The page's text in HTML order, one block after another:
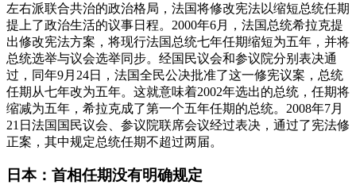
左右派联合共治的政治格局，法国将修改宪法以缩短总统任期
提上了政治生活的议事日程。2000年6月，法国总统希拉克提
出修改宪法方案，将现行法国总统七年任期缩短为五年，并将
总统选举与议会选举同步。经国民议会和参议院分别表决通
过，同年9月24日，法国全民公决批准了这一修宪议案，总统
任期从七年改为五年。这就意味着2002年选出的总统，任期将
缩减为五年，希拉克成了第一个五年任期的总统。2008年7月
21日法国国民议会、参议院联席会议经过表决，通过了宪法修
正案，其中规定总统任期不超过两届。
日本：首相任期没有明确规定